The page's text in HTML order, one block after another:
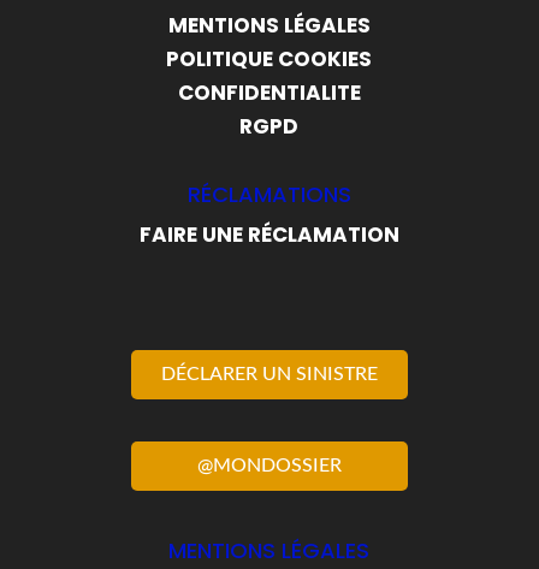
MENTIONS LÉGALES
POLITIQUE COOKIES
CONFIDENTIALITE
RGPD
RÉCLAMATIONS
FAIRE UNE RÉCLAMATION
DÉCLARER UN SINISTRE
@MONDOSSIER
MENTIONS LÉGALES